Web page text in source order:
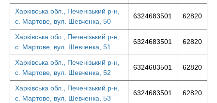
Харківська обл., Печенізький р-н,
с. Мартове, вул. Шевченка, 50
6324683501 62820
Харківська обл., Печенізький р-н,
с. Мартове, вул. Шевченка, 51
6324683501 62820
Харківська обл., Печенізький р-н,
с. Мартове, вул. Шевченка, 52
6324683501 62820
Харківська обл., Печенізький р-н,
с. Мартове, вул. Шевченка, 53
6324683501 62820